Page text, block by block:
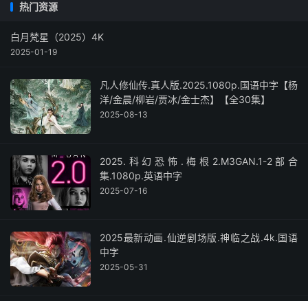
热门资源
白月梵星（2025）4K
2025-01-19
凡人修仙传.真人版.2025.1080p.国语中字【杨
洋/金晨/柳岩/贾冰/金士杰】【全30集】
2025-08-13
2025.科幻恐怖.梅根2.M3GAN.1-2部合
集.1080p.英语中字
2025-07-16
2025最新动画.仙逆剧场版.神临之战.4k.国语
中字
2025-05-31